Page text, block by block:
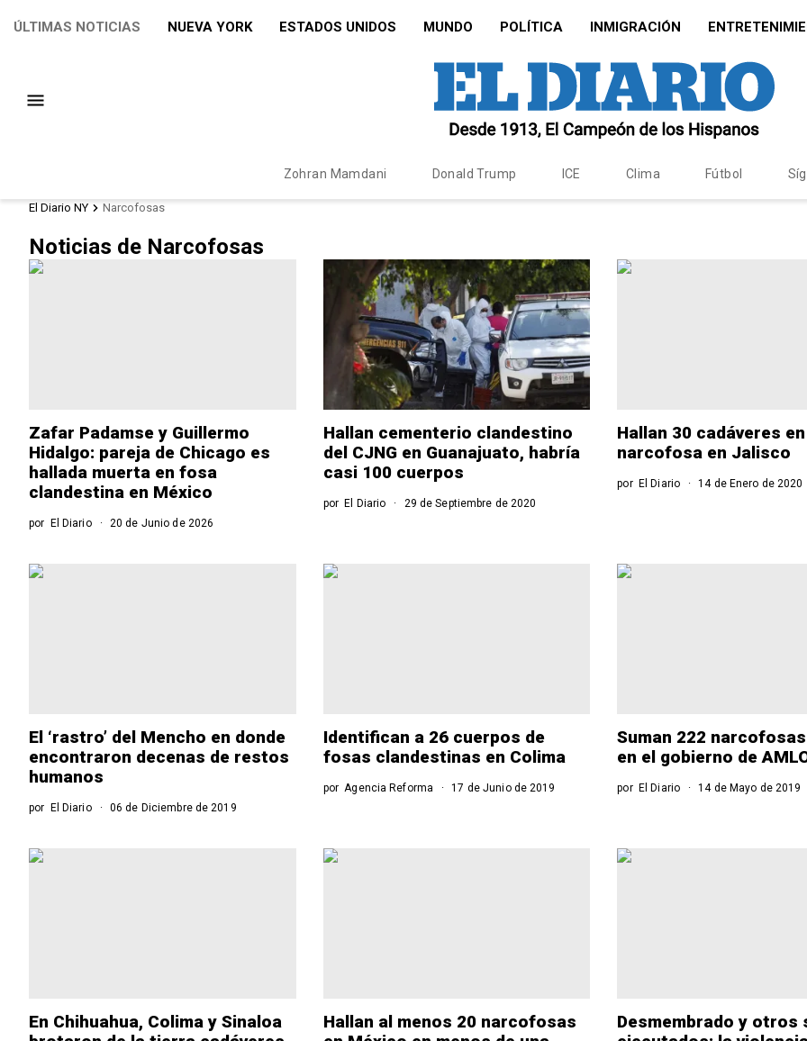
ÚLTIMAS NOTICIAS NUEVA YORK ESTADOS UNIDOS MUNDO POLÍTICA INMIGRACIÓN
Zohran Mamdani Donald Trump ICE Clima Fútbol
El Diario NY Narcofosas
Noticias de Narcofosas
Zafar Padamse y Guillermo
Hidalgo: pareja de Chicago es
hallada muerta en fosa
clandestina en México
por El Diario 20 de Junio de 2026
Hallan cementerio clandestino
del CJNG en Guanajuato, habría
casi 100 cuerpos
porEl Diario 29 de Septiembre de 2020
Hallan 30 cadáveres en
narcofosa en Jalisco
por El Diario 14 de Enero de 2020
El ‘rastro’ del Mencho en donde
encontraron decenas de restos
humanos
por El Diario 06 de Diciembre de 2019
Identifican a 26 cuerpos de
fosas clandestinas en Colima
por Agencia Reforma 17 de Junio de 2019
Suman 222
en el gobierno de
por El Diario 14 de Mayo de 2019
En Chihuahua, Colima y Sinaloa
Hallan al menos 20 narcofosas
Desmembrado y otros